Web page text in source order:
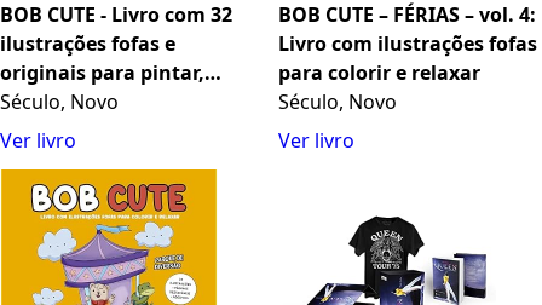
BOB CUTE - Livro com 32
ilustrações fofas e
originais para pintar,
páginas destacáveis e
acompanha uma cartela
Século, Novo
Ver livro
BOB CUTE – FÉRIAS – vol. 4:
Livro com ilustrações fofas
para colorir e relaxar
Século, Novo
Ver livro